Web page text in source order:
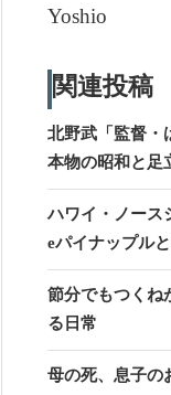
Yoshio
関連投稿
北野武「監督・
本物の昭和と足
ハワイ・ノース
eパイナップル
節分でもつくね
る日常
母の死、息子の